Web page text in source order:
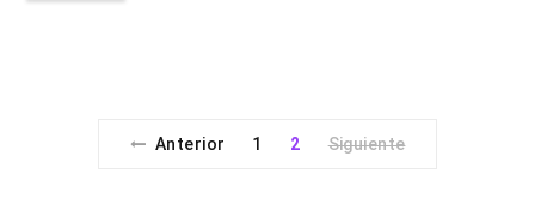
Anterior 1 2 Siguiente